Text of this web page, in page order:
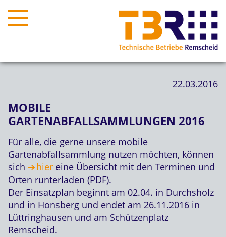
22.03.2016
MOBILE
GARTENABFALLSAMMLUNGEN 2016
Für alle, die gerne unsere mobile
Gartenabfallsammlung nutzen möchten, können
sich
hier eine Übersicht mit den Terminen und
Orten runterladen (PDF).
Der Einsatzplan beginnt am 02.04. in Durchsholz
und in Honsberg und endet am 26.11.2016 in
Lüttringhausen und am Schützenplatz
Remscheid.